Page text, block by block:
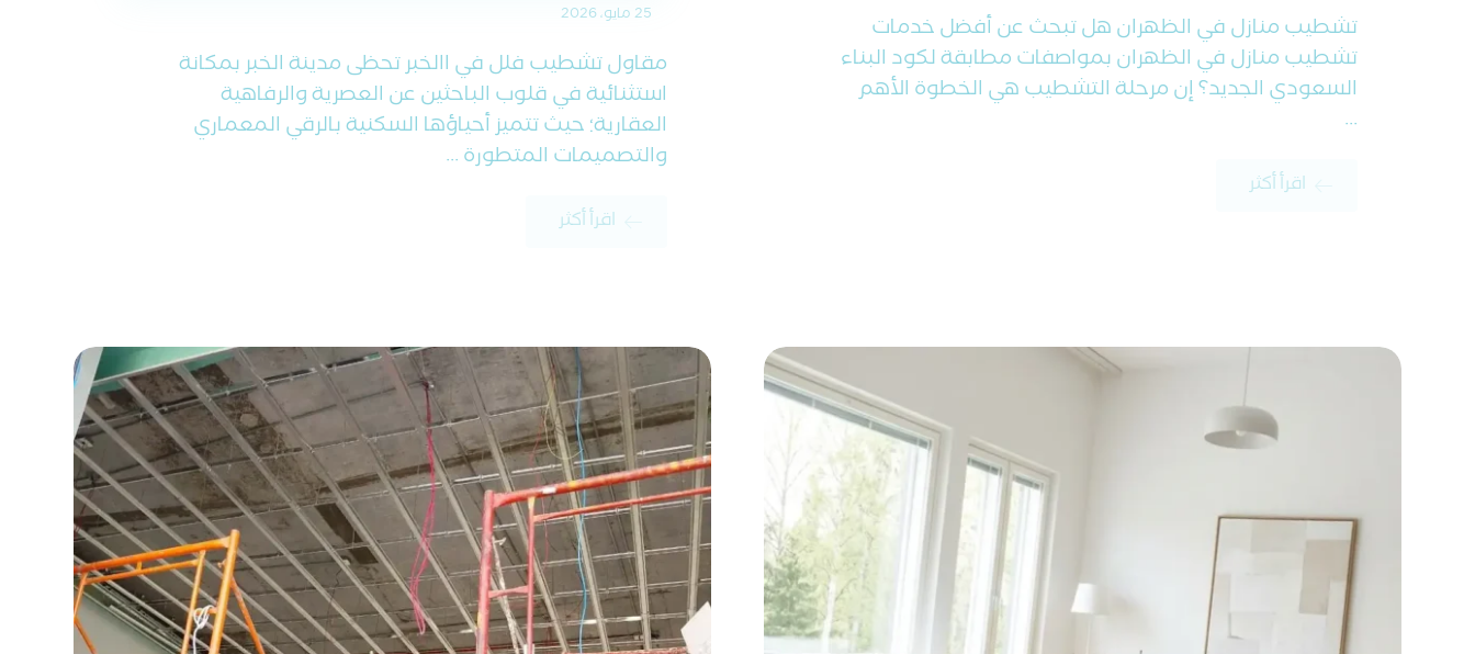
تشطيب منازل في الظهران هل تبحث عن أفضل خدمات
تشطيب منازل في الظهران بمواصفات مطابقة لكود البناء
السعودي الجديد؟ إن مرحلة التشطيب هي الخطوة الأهم
...
اقرأ أكثر
25 مايو، 2026
مقاول تشطيب فلل في االخبر تحظى مدينة الخبر بمكانة
استثنائية في قلوب الباحثين عن العصرية والرفاهية
العقارية؛ حيث تتميز أحياؤها السكنية بالرقي المعماري
والتصميمات المتطورة ...
اقرأ أكثر